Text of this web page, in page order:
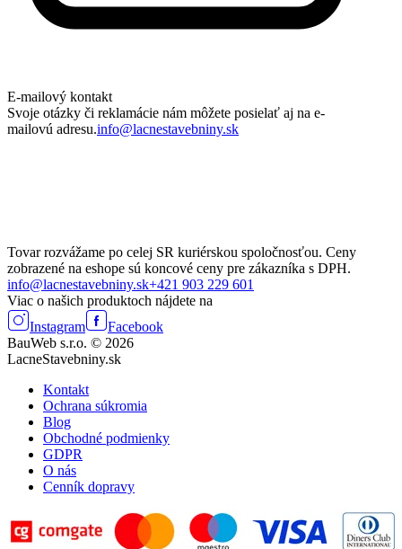
E-mailový kontakt
Svoje otázky či reklamácie nám môžete posielať aj na e-
mailovú adresu.info@lacnestavebniny.sk
Tovar rozvážame po celej SR kuriérskou spoločnosťou. Ceny
zobrazené na eshope sú koncové ceny pre zákazníka s DPH.
info@lacnestavebniny.sk+421 903 229 601
Viac o našich produktoch nájdete na
Instagram
Facebook
BauWeb s.r.o. © 2026
LacneStavebniny.sk
Kontakt
Ochrana súkromia
Blog
Obchodné podmienky
GDPR
O nás
Cenník dopravy